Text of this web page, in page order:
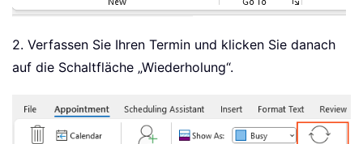
2. Verfassen Sie Ihren Termin und klicken Sie danach
auf die Schaltfläche „Wiederholung“.